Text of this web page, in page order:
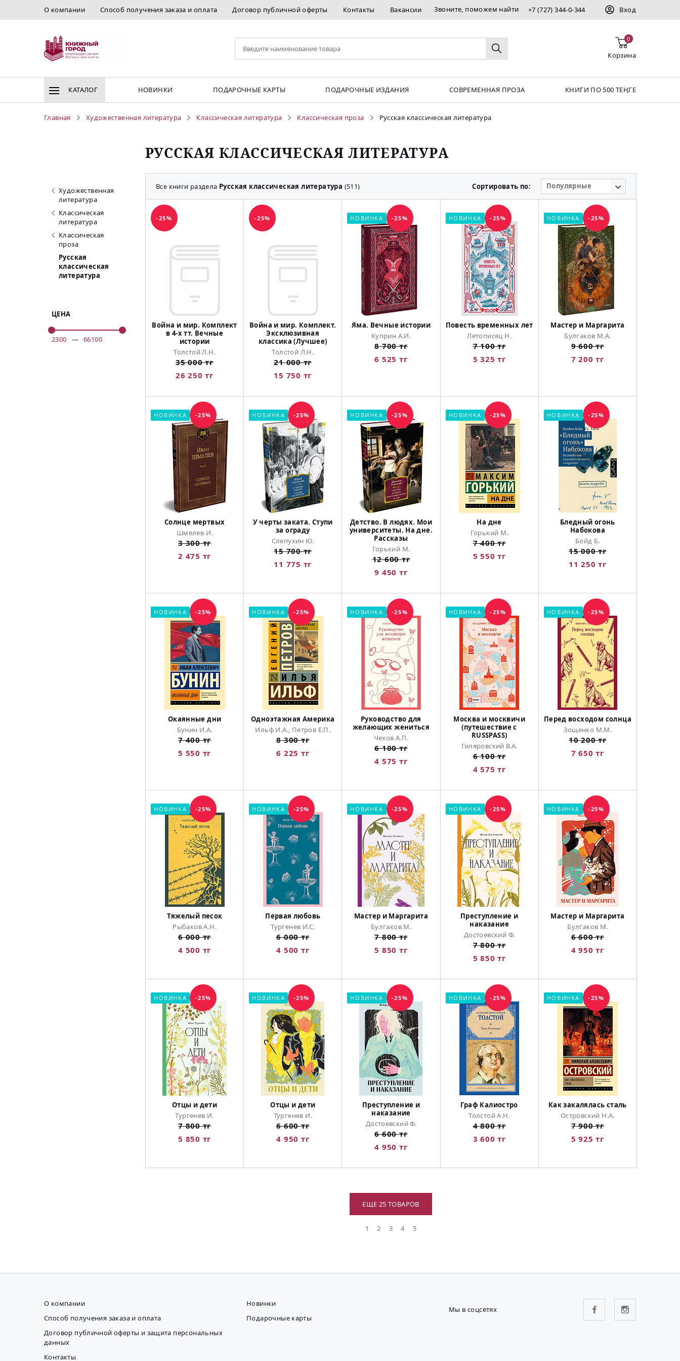
О компании Способ получения заказа и оплата Договор публичной оферты Контакты Вакансии Звоните, поможем найти +7 (727) 344-0-344 Вход
0
Корзина
КАТАЛОГ НОВИНКИ ПОДАРОЧНЫЕ КАРТЫ ПОДАРОЧНЫЕ ИЗДАНИЯ СОВРЕМЕННАЯ ПРОЗА КНИГИ ПО 500 ТЕҢГЕ
Главная Художественная литература Классическая литература Классическая проза Русская классическая литература
РУССКАЯ КЛАССИЧЕСКАЯ ЛИТЕРАТУРА
Художественная
литература
Классическая
литература
Классическая
проза
Русская
классическая
литература
ЦЕНА
2300 — 66100
Все книги раздела Русская классическая литература (511) Сортировать по: Популярные
-25%
Война и мир. Комплект
в 4-х тт. Вечные
истории
Толстой Л.Н.
35 000 тг
26 250 тг
-25%
Война и мир. Комплект.
Эксклюзивная
классика (Лучшее)
Толстой Л.Н.
21 000 тг
15 750 тг
НОВИНКА -25%
Яма. Вечные истории
Куприн А.И.
8 700 тг
6 525 тг
НОВИНКА -25%
Повесть временных лет
Летописец Н.
7 100 тг
5 325 тг
НОВИНКА -25%
Мастер и Маргарита
Булгаков М.А.
9 600 тг
7 200 тг
НОВИНКА -25%
Солнце мертвых
Шмелев И.
3 300 тг
2 475 тг
НОВИНКА -25%
У черты заката. Ступи
за ограду
Слепухин Ю.
15 700 тг
11 775 тг
НОВИНКА -25%
Детство. В людях. Мои
университеты. На дне.
Рассказы
Горький М.
12 600 тг
9 450 тг
НОВИНКА -25%
На дне
Горький М.
7 400 тг
5 550 тг
НОВИНКА -25%
Бледный огонь
Набокова
Бойд Б.
15 000 тг
11 250 тг
НОВИНКА -25%
Окаянные дни
Бунин И.А.
7 400 тг
5 550 тг
НОВИНКА -25%
Одноэтажная Америка
Ильф И.А., Петров Е.П.
8 300 тг
6 225 тг
НОВИНКА -25%
Руководство для
желающих жениться
Чехов А.П.
6 100 тг
4 575 тг
НОВИНКА -25%
Москва и москвичи
(путешествие с
RUSSPASS)
Гиляровский В.А.
6 100 тг
4 575 тг
НОВИНКА -25%
Перед восходом солнца
Зощенко М.М.
10 200 тг
7 650 тг
НОВИНКА -25%
Тяжелый песок
Рыбаков А.Н.
6 000 тг
4 500 тг
НОВИНКА -25%
Первая любовь
Тургенев И.С.
6 000 тг
4 500 тг
НОВИНКА -25%
Мастер и Маргарита
Булгаков М.
7 800 тг
5 850 тг
НОВИНКА -25%
Преступление и
наказание
Достоевский Ф.
7 800 тг
5 850 тг
НОВИНКА -25%
Мастер и Маргарита
Булгаков М.
6 600 тг
4 950 тг
НОВИНКА -25%
Отцы и дети
Тургенев И.
7 800 тг
5 850 тг
НОВИНКА -25%
Отцы и дети
Тургенев И.
6 600 тг
4 950 тг
НОВИНКА -25%
Преступление и
наказание
Достоевский Ф.
6 600 тг
4 950 тг
НОВИНКА -25%
Граф Калиостро
Толстой А.Н.
4 800 тг
3 600 тг
НОВИНКА -25%
Как закалялась сталь
Островский Н.А.
7 900 тг
5 925 тг
ЕЩЕ 25 ТОВАРОВ
1 2 3 4 5
О компании
Способ получения заказа и оплата
Договор публичной оферты и защита персональных
данных
Контакты
Новинки
Подарочные карты
Мы в соцсетях